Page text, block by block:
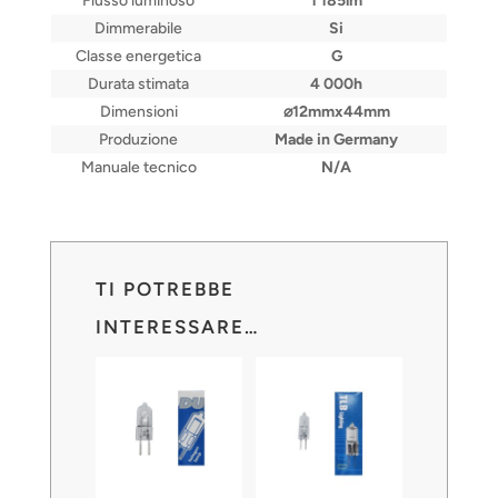
Dimmerabile
Si
Classe energetica
G
Durata stimata
4 000h
Dimensioni
⌀12mmx44mm
Produzione
Made in Germany
Manuale tecnico
N/A
TI POTREBBE
INTERESSARE…